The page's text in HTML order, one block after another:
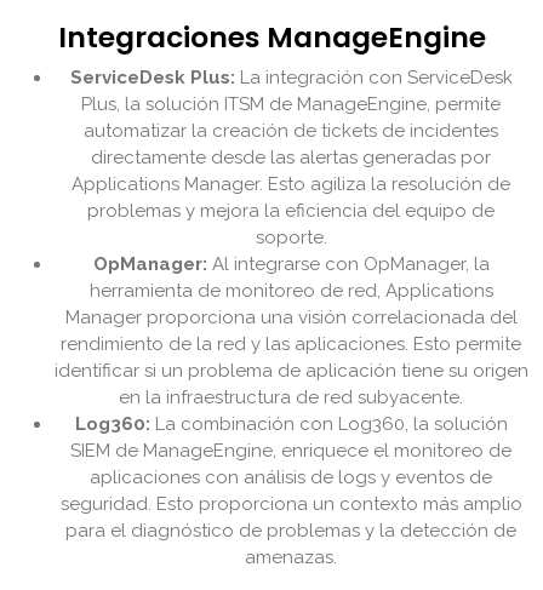
Integraciones ManageEngine
ServiceDesk Plus: La integración con ServiceDesk
Plus, la solución ITSM de ManageEngine, permite
automatizar la creación de tickets de incidentes
directamente desde las alertas generadas por
Applications Manager. Esto agiliza la resolución de
problemas y mejora la eficiencia del equipo de
soporte.
OpManager: Al integrarse con OpManager, la
herramienta de monitoreo de red, Applications
Manager proporciona una visión correlacionada del
rendimiento de la red y las aplicaciones. Esto permite
identificar si un problema de aplicación tiene su origen
en la infraestructura de red subyacente.
Log360: La combinación con Log360, la solución
SIEM de ManageEngine, enriquece el monitoreo de
aplicaciones con análisis de logs y eventos de
seguridad. Esto proporciona un contexto más amplio
para el diagnóstico de problemas y la detección de
amenazas.